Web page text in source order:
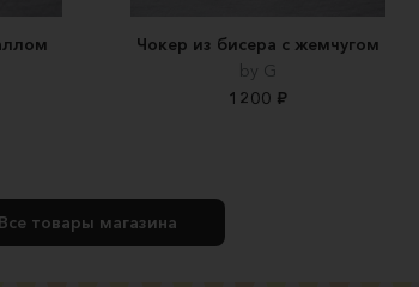
Чокер из бисера с жемчугом
by G
1200 ₽
Все товары магазина